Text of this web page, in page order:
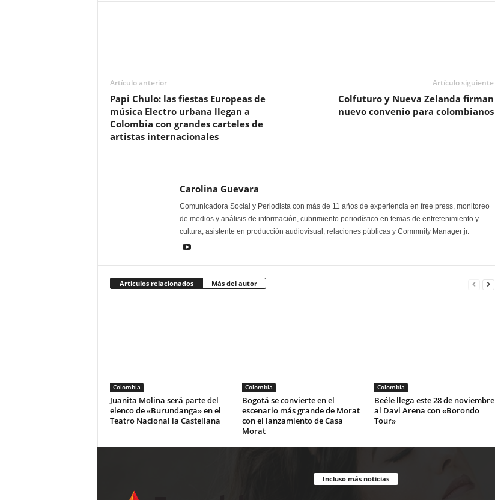
Artículo anterior
Papi Chulo: las fiestas Europeas de
música Electro urbana llegan a
Colombia con grandes carteles de
artistas internacionales
Artículo siguiente
Colfuturo y Nueva Zelanda firman
nuevo convenio para colombianos
Carolina Guevara
Comunicadora Social y Periodista con más de 11 años de experiencia en free press, monitoreo
de medios y análisis de información, cubrimiento periodístico en temas de entretenimiento y
cultura, asistente en producción audiovisual, relaciones públicas y Commnity Manager jr.
Artículos relacionados Más del autor
Colombia
Juanita Molina será parte del
elenco de «Burundanga» en el
Teatro Nacional la Castellana
Colombia
Bogotá se convierte en el
escenario más grande de Morat
con el lanzamiento de Casa
Morat
Colombia
Beéle llega este 28 de noviembre
al Davi Arena con «Borondo
Tour»
Incluso más noticias